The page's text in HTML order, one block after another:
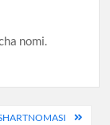
nomi.